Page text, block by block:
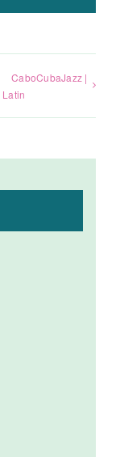
CaboCubaJazz |
Latin